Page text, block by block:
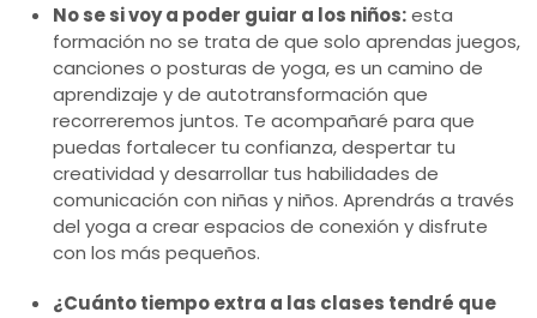
No se si voy a poder guiar a los niños:esta
formación no se trata de que solo aprendas juegos,
canciones o posturas de yoga, es un camino de
aprendizaje y de autotransformación que
recorreremos juntos. Te acompañaré para que
puedas fortalecer tu confianza, despertar tu
creatividad y desarrollar tus habilidades de
comunicación con niñas y niños. Aprendrás a través
del yoga a crear espacios de conexión y disfrute
con los más pequeños.
¿Cuánto tiempo extra a las clases tendré que